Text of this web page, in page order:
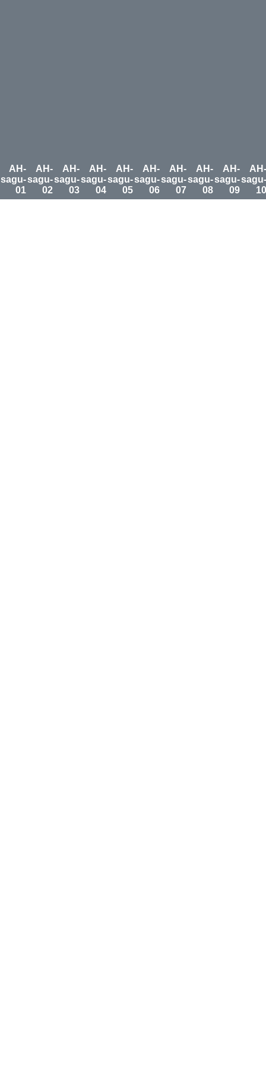
AH-
sagu-
01
AH-
sagu-
02
AH-
sagu-
03
AH-
sagu-
04
AH-
sagu-
05
AH-
sagu-
06
AH-
sagu-
07
AH-
sagu-
08
AH-
sagu-
09
AH-
sagu-
10